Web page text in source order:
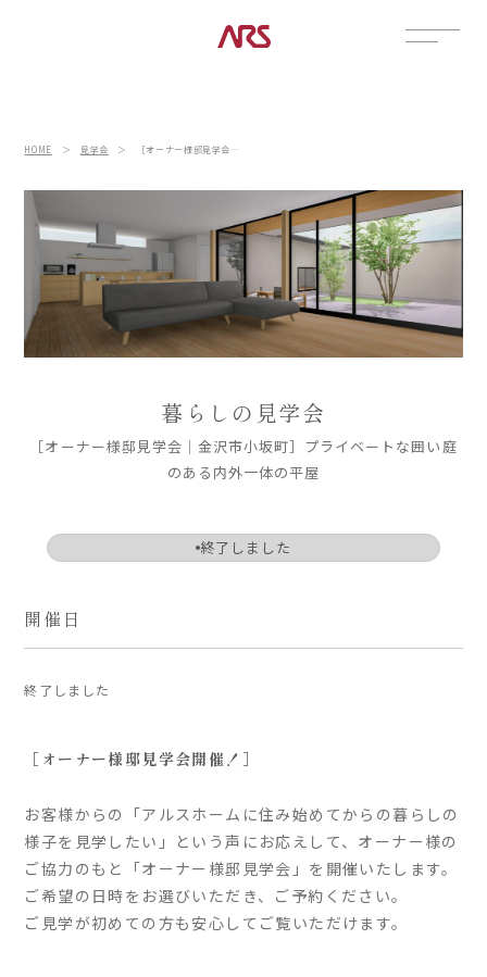
展示場
- ARS WAY
- 商品コンセプト
- 生活デザイン
性能
- 高断熱性能
- 高耐震性能
POSTS
建築実例
コラム
インタビュー
HOME ＞ 見学会 ＞ ［オーナー様邸見学会｜金沢市小坂町］プライベートな囲い庭のある内外一体の平屋
暮らしの見学会
［オーナー様邸見学会｜金沢市小坂町］プライベートな囲い庭
のある内外一体の平屋
終了しました
開催日
終了しました
［オーナー様邸 見学会開催！ ］
お客様からの「アルスホームに住み始めてからの暮らしの
様子を見学したい」という声にお応えして、オーナー様の
ご協力のもと「オーナー様邸見学会」を開催いたします。
ご希望の日時をお選びいただき、ご予約ください。
ご見学が初めての方も安心してご覧いただけます。